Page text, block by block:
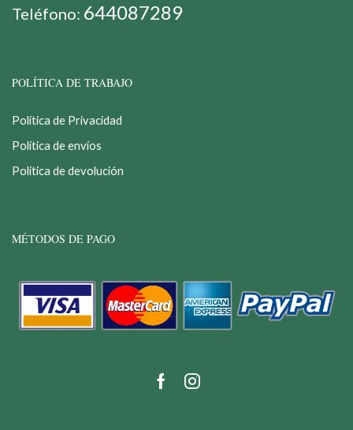
Teléfono: 644087289
POLÍTICA DE TRABAJO
Política de Privacidad
Política de envíos
Política de devolución
MÉTODOS DE PAGO
FacebookInstagram